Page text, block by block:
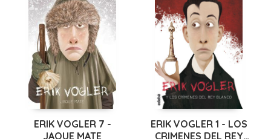
ERIK VOGLER 7 -
JAQUE MATE
ERIK VOGLER 1 - LOS
CRIMENES DEL REY